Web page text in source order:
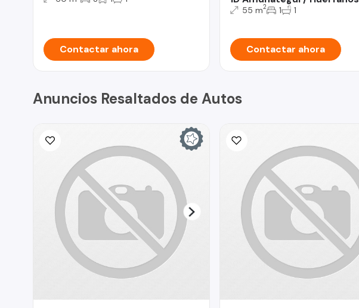
Contactar ahora
55 m2 1 1
Contactar ahora
Anuncios Resaltados de Autos